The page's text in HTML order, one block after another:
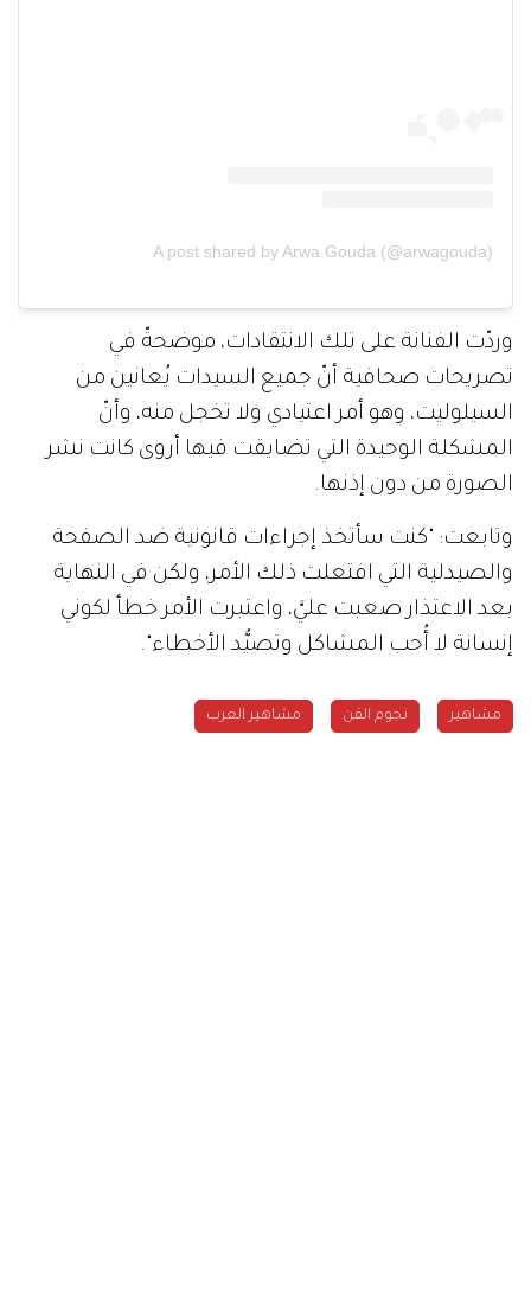
A post shared by Arwa Gouda (@arwagouda)
وردّت الفنانة على تلك الانتقادات، موضحةّ في
تصريحات صحافية أنّ جميع السيدات يُعانين من
السيلوليت، وهو أمر اعتيادي ولا تخجل منه، وأنّ
المشكلة الوحيدة التي تضايقت فيها أروى كانت نشر
الصورة من دون إذنها.
وتابعت: "كنت سأتخذ إجراءات قانونية ضد الصفحة
والصيدلية التي افتعلت ذلك الأمر، ولكن في النهاية
بعد الاعتذار صعبت عليَّ، واعتبرت الأمر خطأ لكوني
إنسانة لا أُحب المشاكل وتصيُّد الأخطاء".
مشاهير نجوم الفن مشاهير العرب